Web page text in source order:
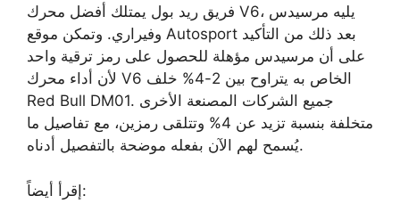
فريق ريد بول يمتلك أفضل محرك V6، يليه مرسيدس
وفيراري. وتمكن موقع Autosport بعد ذلك من التأكيد
على أن مرسيدس مؤهلة للحصول على رمز ترقية واحد
لأن أداء محرك V6 الخاص به يتراوح بين 2-4% خلف
Red Bull DM01. جميع الشركات المصنعة الأخرى
متخلفة بنسبة تزيد عن 4% وتتلقى رمزين، مع تفاصيل ما
يُسمح لهم الآن بفعله موضحة بالتفصيل أدناه.
إقرأ أيضاً: